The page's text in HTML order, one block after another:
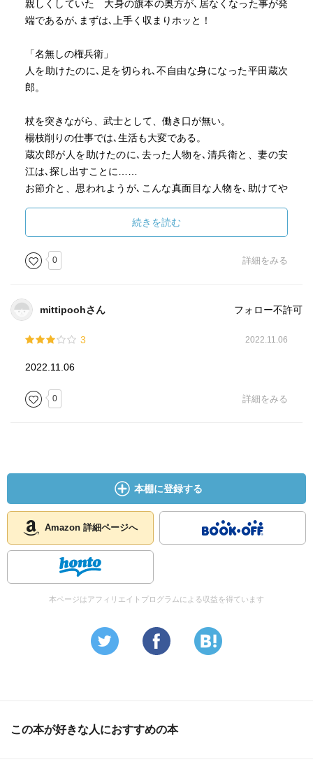
親しくしていた 大身の旗本の奥方が､居なくなった事が発
端であるが､まずは､上手く収まりホッと！
「名無しの権兵衛」
人を助けたのに､足を切られ､不自由な身になった平田蔵次
郎。
杖を突きながら、武士として、働き口が無い。
楊枝削りの仕事では､生活も大変である。
蔵次郎が人を助けたのに､去った人物を､清兵衛と、妻の安
江は､探し出すことに……
お節介と、思われようが､こんな真面目な人物を､助けてや
見返りを望まず､自分の立場､居場所を不満を言わず､過ごし
ている者を 見捨てて置けない。
助けた人物も､良い人であり､楊枝削りより､蔵次郎にあった
「出戻り」
親の反対を 押し切り､男と 出て行った 船頭の 娘おきく。
戻って来たのは いいのだけど､又､悪い男に 引っかかりそう
になる。
清兵衛が､世話を焼き､間に立ち､その男は捕まる。
捨て子を巡って､誰が世話を……
昔は､乳の出る人に頼んで､乳を飲ませていた。
今のように：赤ちゃんのミルクが無い大変な時代である。
母乳が貰えない人は､何を飲ませていたのだろうか？
旗本のお手つきで､お半が生んだ子供とわかる。
しかし､旗本も話がわかり、お半も子供も屋敷へ……
続きを読む
0 詳細をみる
mittipoohさん フォロー不許可
3 2022.11.06
2022.11.06
0 詳細をみる
本棚に登録する
Amazon 詳細ページへ
本ページはアフィリエイトプログラムによる収益を得ています
この本が好きな人におすすめの本